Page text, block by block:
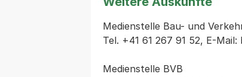
Medienstelle Bau- und
Tel. +41 61 267 91 52, E-Mail:
Medienstelle BVB